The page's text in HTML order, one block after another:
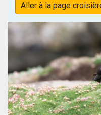
Aller à la page